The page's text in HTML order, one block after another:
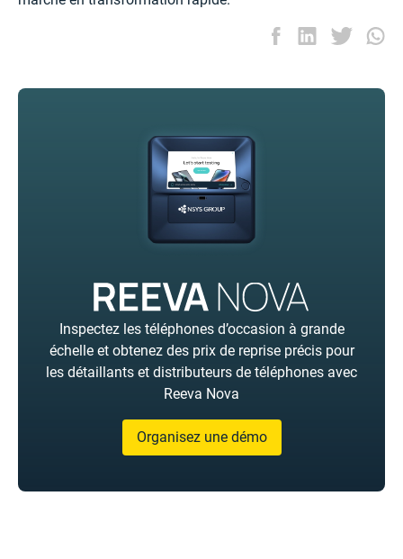
Inspectez les téléphones d’occasion à grande
échelle et obtenez des prix de reprise précis pour
les détaillants et distributeurs de téléphones avec
Reeva Nova
Organisez une démo